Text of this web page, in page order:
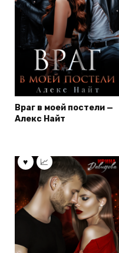
Враг в моей постели —
Алекс Найт